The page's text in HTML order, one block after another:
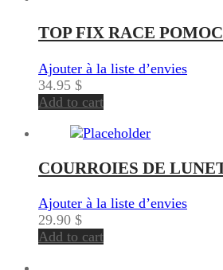
TOP FIX RACE
Ajouter à la liste d’envies
34.95 $
Add to cart
COURROIES DE
Ajouter à la liste d’envies
29.90 $
Add to cart